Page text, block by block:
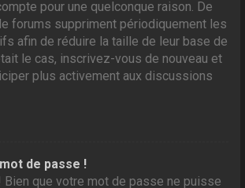
pour une quelconque raison. De
forums suppriment périodiquement les
afin de réduire la taille de leur base de
le cas, inscrivez-vous de nouveau et
plus activement aux discussions
de passe !
Bien que votre mot de passe ne puisse